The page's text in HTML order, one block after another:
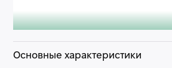
Основные характеристики